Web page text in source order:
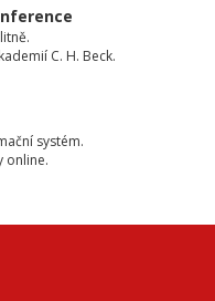
C. H. Beck.
systém.
online.